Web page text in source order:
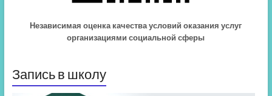
Независимая оценка качества условий оказания услуг
организациями социальной сферы
Запись в школу